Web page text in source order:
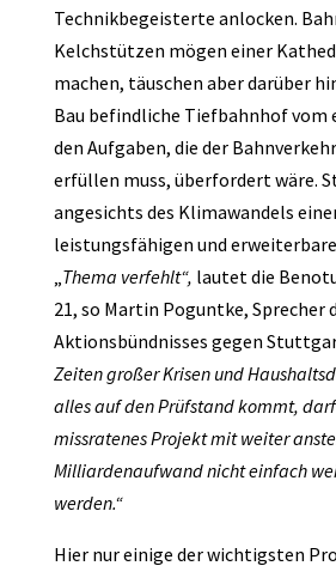
Technikbegeisterte anlocken.
Kelchstützen mögen einer
machen, täuschen aber darüber
Bau befindliche Tiefbahnhof vom
den Aufgaben, die der
erfüllen muss, überfordert wäre.
angesichts des Klimawandels
leistungsfähigen und
„Thema verfehlt“, lautet die
21, so Martin Poguntke, Sprecher
Aktionsbündnisses gegen
Zeiten großer Krisen und
alles auf den Prüfstand kommt,
missratenes Projekt mit weiter
Milliardenaufwand nicht einfach
werden.“
Hier nur einige der wichtigsten